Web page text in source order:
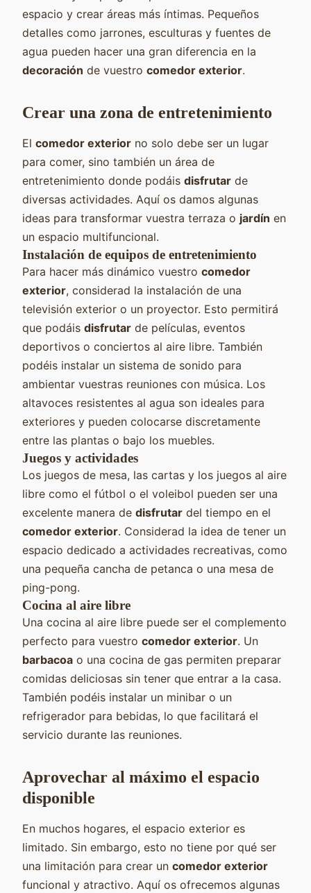
espacio y crear áreas más íntimas. Pequeños
detalles como jarrones, esculturas y fuentes de
agua pueden hacer una gran diferencia en la
decoración de vuestro comedor exterior.
Crear una zona de entretenimiento
El comedor exterior no solo debe ser un lugar
para comer, sino también un área de
entretenimiento donde podáis disfrutar de
diversas actividades. Aquí os damos algunas
ideas para transformar vuestra terraza o jardín en
un espacio multifuncional.
Instalación de equipos de entretenimiento
Para hacer más dinámico vuestro comedor
exterior, considerad la instalación de una
televisión exterior o un proyector. Esto permitirá
que podáis disfrutar de películas, eventos
deportivos o conciertos al aire libre. También
podéis instalar un sistema de sonido para
ambientar vuestras reuniones con música. Los
altavoces resistentes al agua son ideales para
exteriores y pueden colocarse discretamente
entre las plantas o bajo los muebles.
Juegos y actividades
Los juegos de mesa, las cartas y los juegos al aire
libre como el fútbol o el voleibol pueden ser una
excelente manera de disfrutar del tiempo en el
comedor exterior. Considerad la idea de tener un
espacio dedicado a actividades recreativas, como
una pequeña cancha de petanca o una mesa de
ping-pong.
Cocina al aire libre
Una cocina al aire libre puede ser el complemento
perfecto para vuestro comedor exterior. Un
barbacoa o una cocina de gas permiten preparar
comidas deliciosas sin tener que entrar a la casa.
También podéis instalar un minibar o un
refrigerador para bebidas, lo que facilitará el
servicio durante las reuniones.
Aprovechar al máximo el espacio
disponible
En muchos hogares, el espacio exterior es
limitado. Sin embargo, esto no tiene por qué ser
una limitación para crear un comedor exterior
funcional y atractivo. Aquí os ofrecemos algunas